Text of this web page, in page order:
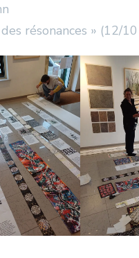
résonances » (12/